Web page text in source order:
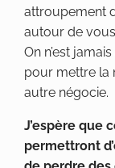
attroupement
autour de
On n’est
pour mettre la
autre négocie.
J’espère que
permettront